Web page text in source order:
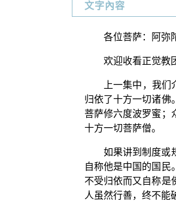
文字內容
各位菩萨：阿弥
欢迎收看正觉教
上一集中，我
归依了十方一切诸佛
菩萨修六度波罗蜜；
十方一切菩萨僧。
如果讲到制度或
自称他是中国的国民
不受归依而又自称是
人虽然行善，终不能